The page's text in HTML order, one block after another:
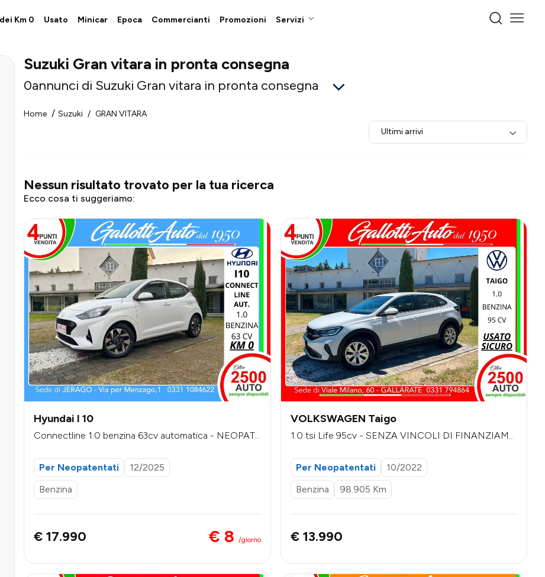
Km 0 Usato Minicar Epoca Commercianti Promozioni Servizi
Suzuki Gran vitara in pronta consegna
0annunci di Suzuki Gran vitara in pronta consegna
Home Suzuki
GRAN VITARA
Ultimi arrivi
Nessun risultato trovato per la tua ricerca
Ecco cosa ti suggeriamo:
Hyundai I 10
Connectline 1.0 benzina 63cv automatica - NEOPAT
Per Neopatentati
12/2025
Benzina
€ 17.990 € 8 /giorno
VOLKSWAGEN Taigo
1.0 tsi Life 95cv - SENZA VINCOLI DI FINANZIAME
Per Neopatentati
10/2022
Benzina
98.905 Km
€ 13.990